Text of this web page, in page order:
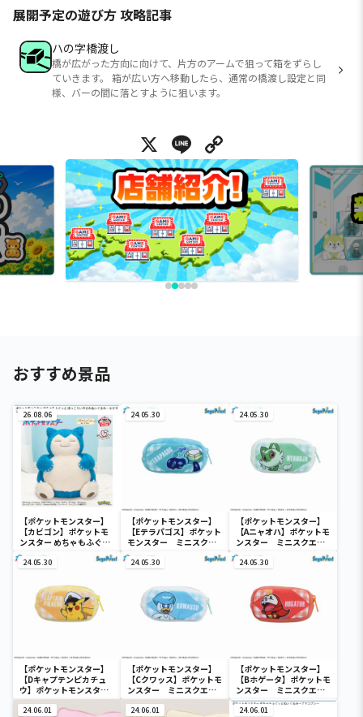
展開予定の遊び方 攻略記事
ハの字橋渡し
橋が広がった方向に向けて、片方のアームで狙って箱をずらし
ていきます。 箱が広い方へ移動したら、通常の橋渡し設定と同
様、バーの間に落とすように狙います。
X Line
おすすめ景品
26.08.06
【ポケットモンスター】
【カビゴン】ポケットモ
ンスター めちゃもふぐっ
と ほっこりいやされぬい
ぐるみ～カビゴン～
24.05.30
【ポケットモンスター】
【Eテラパゴス】ポケット
モンスター ミニスクエ
アポーチ
24.05.30
【ポケットモンスター】
【Aニャオハ】ポケットモ
ンスター ミニスクエア
ポーチ
24.05.30
【ポケットモンスター】
【Dキャプテンピカチュ
ウ】ポケットモンスタ
ー ミニスクエアポーチ
24.05.30
【ポケットモンスター】
【Cクワッス】ポケットモ
ンスター ミニスクエア
ポーチ
24.05.30
【ポケットモンスター】
【Bホゲータ】ポケットモ
ンスター ミニスクエア
ポーチ
24.06.01 24.06.01 24.06.01